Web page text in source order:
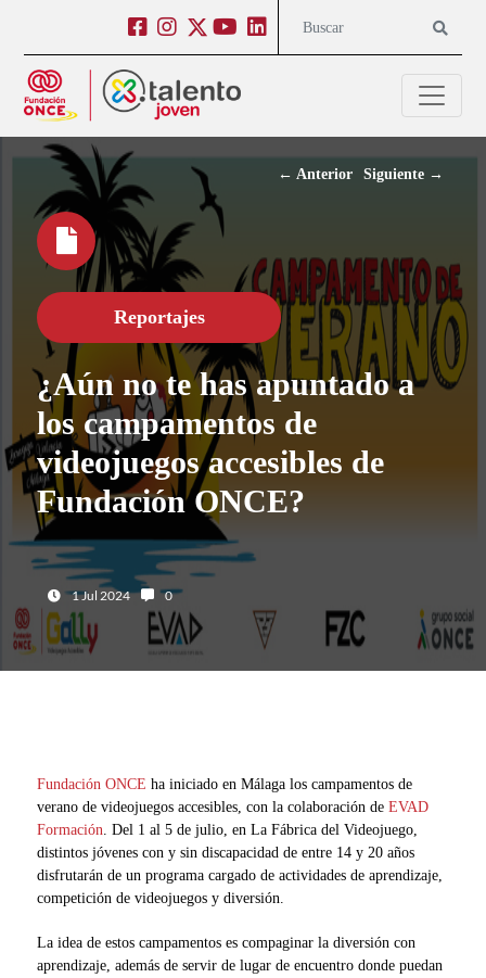
FacebookInstagram
TwitterYoutube
Buscar
← Anterior Siguiente →
¿Aún no te has apuntado a
los campamentos de
videojuegos accesibles de
Fundación ONCE?
Reportajes
Fecha:
1 Jul 2024 Número de comentarios:
0
Fundación ONCE ha iniciado en Málaga los campamentos de
verano de videojuegos accesibles, con la colaboración deEVAD
Formación . Del 1 al 5 de julio, en La Fábrica del Videojuego,
distintos jóvenes con y sin discapacidad de entre 14 y 20 años
disfrutarán de un programa cargado de actividades de aprendizaje,
competición de videojuegos y diversión.
La idea de estos campamentos es compaginar la diversión con
aprendizaje, además de servir de lugar de encuentro donde puedan